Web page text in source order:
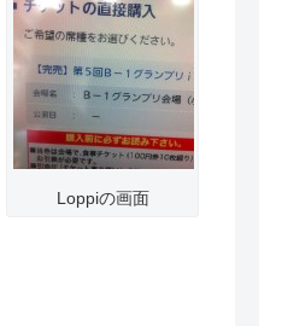
Loppiの画面